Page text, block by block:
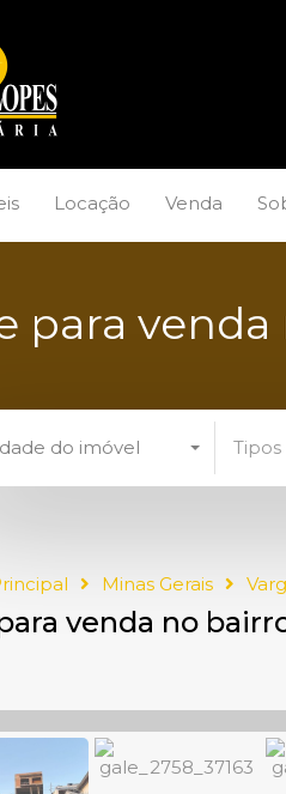
Locação Venda
para
do imóvel
Minas Gerais
venda no